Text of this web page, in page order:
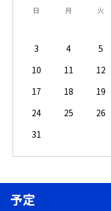
日 月 火
3
4 5
10
11 12
17
18 19
24
25 26
31
予定